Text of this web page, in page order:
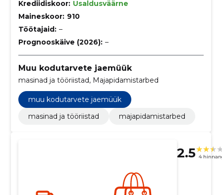
Krediidiskoor: Usaldusväärne
Maineskoor: 910
Töötajaid: –
Prognooskäive (2026): –
Muu kodutarvete jaemüük
masinad ja tööriistad, Majapidamistarbed
muu kodutarvete jaemüük
masinad ja tööriistad
majapidamistarbed
2.5 4